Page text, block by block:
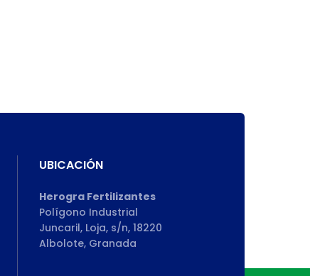
UBICACIÓN
Herogra Fertilizantes
Polígono Industrial
Juncaril, Loja, s/n, 18220
Albolote, Granada